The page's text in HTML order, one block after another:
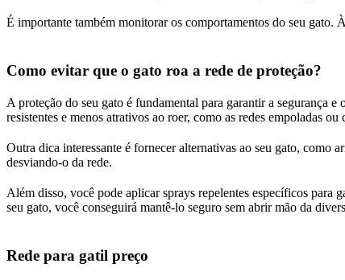
É importante também monitorar os comportamentos do seu gato.
Como evitar que o gato roa a rede de proteção?
A proteção do seu gato é fundamental para garantir a segurança
resistentes e menos atrativos ao roer, como as redes empoladas ou
Outra dica interessante é fornecer alternativas ao seu gato, como
desviando-o da rede.
Além disso, você pode aplicar sprays repelentes específicos para
seu gato, você conseguirá mantê-lo seguro sem abrir mão da
Rede para gatil preço